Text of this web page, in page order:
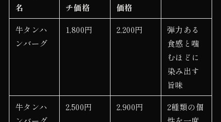
名
チ価格
価格
牛タンハ
ンバーグ
1,800円 2,200円
弾力ある
食感と噛
むほどに
染み出す
旨味
牛タンハ
2,500円 2,900円
2種類の個